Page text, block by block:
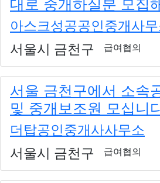
아스크성공공인중개사
서울시 금천구 급여협의
서울 금천구에서 소속
및 중개보조원 모십니
더탑공인중개사사무소
서울시 금천구 급여협의